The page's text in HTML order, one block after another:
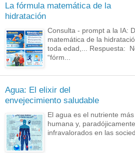
La fórmula matemática de la
hidratación
Consulta - prompt a la IA:
matemática de la
toda edad,... Respuesta:
“fórm...
Agua: El elixir del
envejecimiento saludable
El agua es el nutriente
humana y,
infravalorados en las